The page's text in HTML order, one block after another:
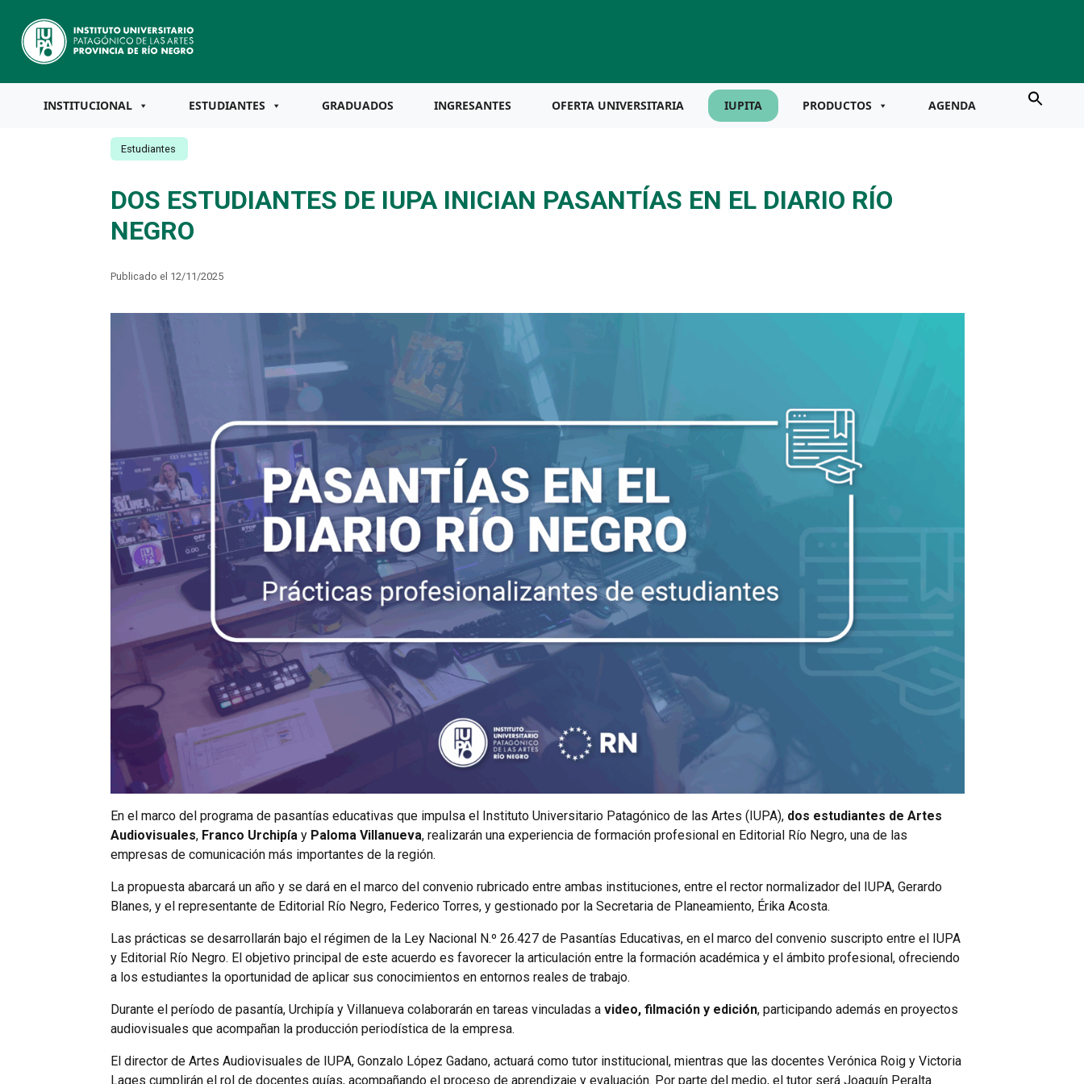
INSTITUCIONAL ESTUDIANTES GRADUADOS INGRESANTES OFERTA UNIVERSITARIA IUPITA PRODUCTOS AGENDA
Estudiantes
DOS ESTUDIANTES DE IUPA INICIAN PASANTÍAS EN EL DIARIO RÍO
NEGRO
Publicado el 12/11/2025
En el marco del programa de pasantías educativas que impulsa el Instituto Universitario Patagónico de las Artes (IUPA), dos estudiantes de Artes
Audiovisuales, Franco Urchipía y Paloma Villanueva, realizarán una experiencia de formación profesional en Editorial Río Negro, una de las
empresas de comunicación más importantes de la región.
La propuesta abarcará un año y se dará en el marco del convenio rubricado entre ambas instituciones, entre el rector normalizador del IUPA, Gerardo
Blanes, y el representante de Editorial Río Negro, Federico Torres, y gestionado por la Secretaria de Planeamiento, Érika Acosta.
Las prácticas se desarrollarán bajo el régimen de la Ley Nacional N.º 26.427 de Pasantías Educativas, en el marco del convenio suscripto entre el IUPA
y Editorial Río Negro. El objetivo principal de este acuerdo es favorecer la articulación entre la formación académica y el ámbito profesional, ofreciendo
a los estudiantes la oportunidad de aplicar sus conocimientos en entornos reales de trabajo.
Durante el período de pasantía, Urchipía y Villanueva colaborarán en tareas vinculadas avideo, filmación y edición, participando además en proyectos
audiovisuales que acompañan la producción periodística de la empresa.
El director de Artes Audiovisuales de IUPA, Gonzalo López Gadano, actuará como tutor institucional, mientras que las docentes Verónica Roig y Victoria
Lages cumplirán el rol de docentes guías, acompañando el proceso de aprendizaje y evaluación. Por parte del medio, el tutor será Joaquín Peralta.